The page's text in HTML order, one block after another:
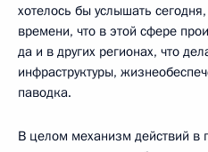
хотелось бы услышать
времени, что в этой сфере
да и в других регионах, что
инфраструктуры,
паводка.
В целом механизм действий в